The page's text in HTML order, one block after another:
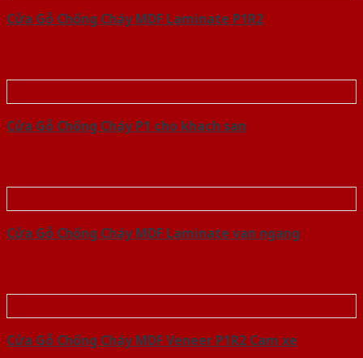
Cửa Gỗ Chống Cháy MDF Laminate P1R2
Cửa Gỗ Chống Cháy P1 cho khach san
Cửa Gỗ Chống Cháy MDF Laminate van ngang
Cửa Gỗ Chống Cháy MDF Veneer P1R2 Cam xe